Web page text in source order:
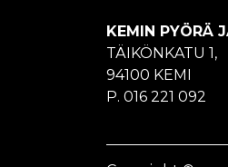
KEMIN PYÖRÄ
TÄIKÖNKATU 1,
94100 KEMI
P. 016 221 092